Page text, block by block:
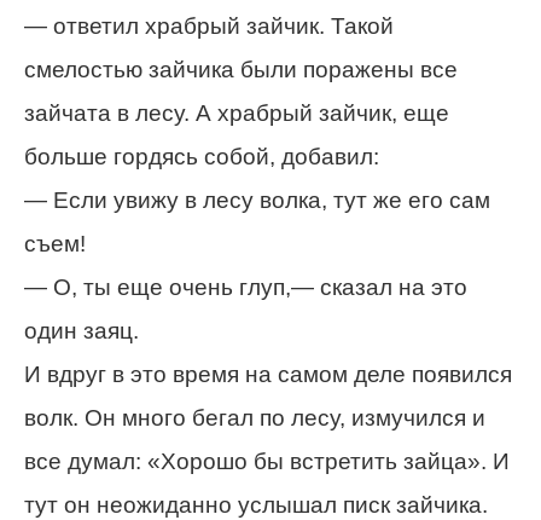
— ответил храбрый зайчик. Такой
смелостью зайчика были поражены все
зайчата в лесу. А храбрый зайчик, еще
больше гордясь собой, добавил:
— Если увижу в лесу волка, тут же его сам
съем!
— О, ты еще очень глуп,— сказал на это
один заяц.
И вдруг в это время на самом деле появился
волк. Он много бегал по лесу, измучился и
все думал: «Хорошо бы встретить зайца». И
тут он неожиданно услышал писк зайчика.